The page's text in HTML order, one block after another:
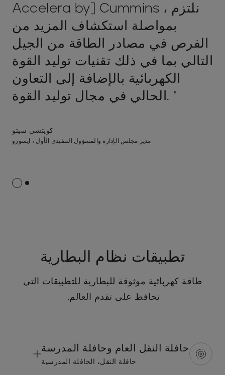
Accelera by] Cummins ، نلتزم
بمواصلة استكشاف المزيد من
الفرص في مصادر الطاقة من الجيل
التالي بما في ذلك تقنيات توليد القوة
الكهربائية بالإضافة إلى التعاون
الحالي في مجال توليد القوة. "
كويتشي سيتو
مدير مجلس الإدارة والمسؤول التنفيذي الأول ، ايسوزو
تطبيقات نظام البطارية
طاقة كهربائية موثوقة للبطارية للتطبيقات التي
تحافظ على تقدم العالم.
حافلة النقل العام وحافلة المدرسة
حافلة النقل، الحافلة المدرسية